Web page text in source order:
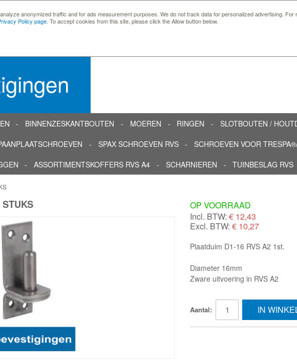
anonymized traffic and for ads measurement purposes. We do not track data for personalized advertising. For
Policy page . To accept cookies from this site, please click the Allow button below.
BINNENZESKANTBOUTEN MOEREN RINGEN SLOTBOUTEN /
SPAX SCHROEVEN RVS SCHROEVEN VOOR
ASSORTIMENTSKOFFERS RVS A4 SCHARNIEREN TUINBESLAG RVS
OP VOORRAAD
Incl. BTW: € 12,43
Excl. BTW: € 10,27
Plaatduim D1-16 RVS A2 1st.
Diameter 16mm
Zware uitvoering in RVS A2
Aantal: IN